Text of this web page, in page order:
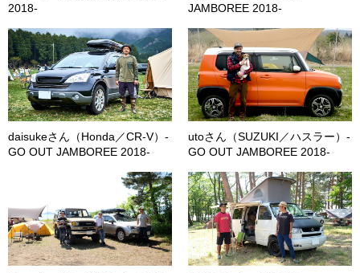
2018-
JAMBOREE 2018-
daisukeさん（Honda／CR-V）-
GO OUT JAMBOREE 2018-
utoさん（SUZUKI／ハスラー）-
GO OUT JAMBOREE 2018-